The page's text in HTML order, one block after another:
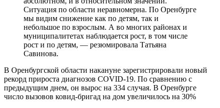
Ситуация по области неравномерна. По Оренбурге
мы видим снижение как по детям, так и
небольшое по взрослым. А во многих районах и
муниципалитетах наблюдается рост, в том числе
рост и по детям, — резюмировала Татьяна
Савинова.
В Оренбургской области накануне зарегистрировали новый
рекорд прироста диагнозов COVID-19. По сравнению с
предыдущим днем, он вырос на 334 случая. В Оренбурге
число вызовов ковид-бригад на дом увеличилось на 30%